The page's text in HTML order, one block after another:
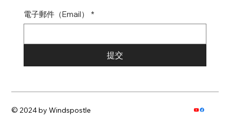
電子郵件（Email） *
提交
© 2024 by Windspostle